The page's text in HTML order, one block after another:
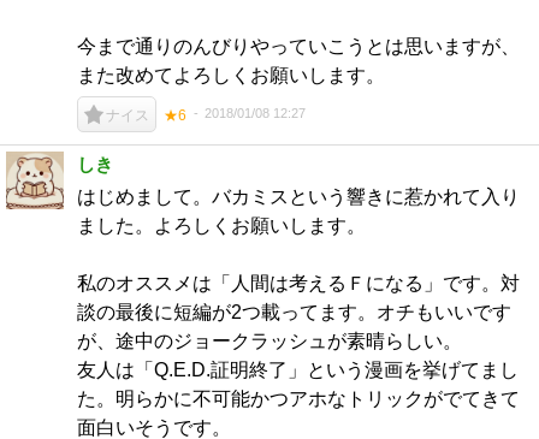
今まで通りのんびりやっていこうとは思いますが、
また改めてよろしくお願いします。
ナイス ★6 2018/01/08 12:27
しき
はじめまして。バカミスという響きに惹かれて入り
ました。よろしくお願いします。
私のオススメは「人間は考えるＦになる」です。対
談の最後に短編が2つ載ってます。オチもいいです
が、途中のジョークラッシュが素晴らしい。
友人は「Q.E.D.証明終了」という漫画を挙げてまし
た。明らかに不可能かつアホなトリックがでてきて
面白いそうです。